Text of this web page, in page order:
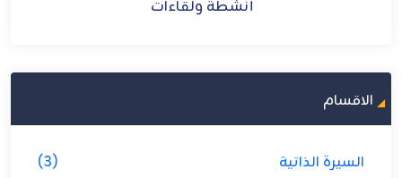
الاقسام
السيرة الذاتية (3)